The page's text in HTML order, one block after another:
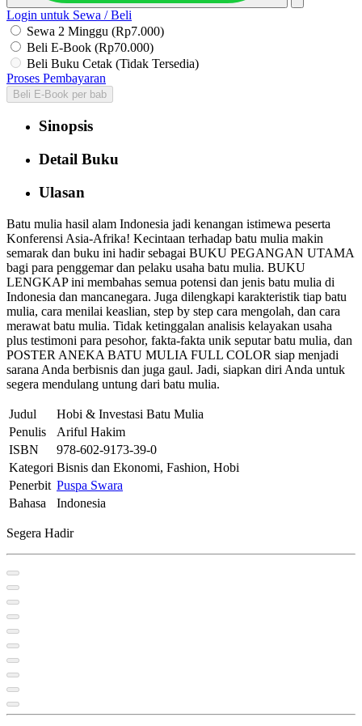
Login untuk Sewa / Beli
Sewa 2 Minggu (Rp7.000)
Beli E-Book (Rp70.000)
Beli Buku Cetak (Tidak Tersedia)
Proses Pembayaran
Beli E-Book per bab
Sinopsis
Detail Buku
Ulasan
Batu mulia hasil alam Indonesia jadi kenangan istimewa peserta
Konferensi Asia-Afrika! Kecintaan terhadap batu mulia makin
semarak dan buku ini hadir sebagai BUKU PEGANGAN UTAMA
bagi para penggemar dan pelaku usaha batu mulia. BUKU
LENGKAP ini membahas semua potensi dan jenis batu mulia di
Indonesia dan mancanegara. Juga dilengkapi karakteristik tiap batu
mulia, cara menilai keaslian, step by step cara mengolah, dan cara
merawat batu mulia. Tidak ketinggalan analisis kelayakan usaha
plus testimoni para pesohor, fakta-fakta unik seputar batu mulia, dan
POSTER ANEKA BATU MULIA FULL COLOR siap menjadi
sarana Anda berbisnis dan juga gaul. Jadi, siapkan diri Anda untuk
segera mendulang untung dari batu mulia.
Judul
Hobi & Investasi Batu Mulia
Penulis
Ariful Hakim
ISBN
978-602-9173-39-0
Kategori Bisnis dan Ekonomi, Fashion, Hobi
Penerbit Puspa Swara
Bahasa
Indonesia
Segera Hadir